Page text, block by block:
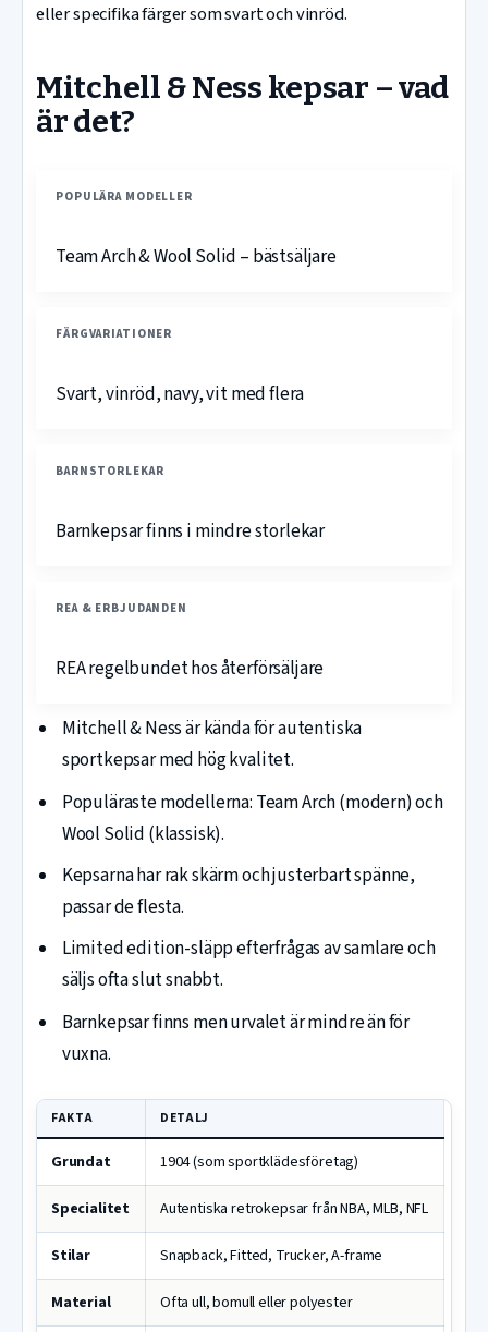
eller specifika färger som svart och vinröd.
Mitchell & Ness kepsar – vad
är det?
POPULÄRA MODELLER
Team Arch & Wool Solid – bästsäljare
FÄRGVARIATIONER
Svart, vinröd, navy, vit med flera
BARNSTORLEKAR
Barnkepsar finns i mindre storlekar
REA & ERBJUDANDEN
REA regelbundet hos återförsäljare
Mitchell & Ness är kända för autentiska
sportkepsar med hög kvalitet.
Populäraste modellerna: Team Arch (modern) och
Wool Solid (klassisk).
Kepsarna har rak skärm och justerbart spänne,
passar de flesta.
Limited edition-släpp efterfrågas av samlare och
säljs ofta slut snabbt.
Barnkepsar finns men urvalet är mindre än för
vuxna.
FAKTA DETALJ
Grundat 1904 (som sportklädesföretag)
Specialitet Autentiska retrokepsar från NBA, MLB, NFL
Stilar Snapback, Fitted, Trucker, A-frame
Material Ofta ull, bomull eller polyester